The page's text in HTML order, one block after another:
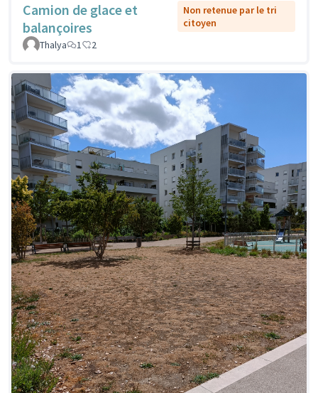
Camion de glace et
balançoires
Non retenue par le tri
citoyen
Thalya
1 2